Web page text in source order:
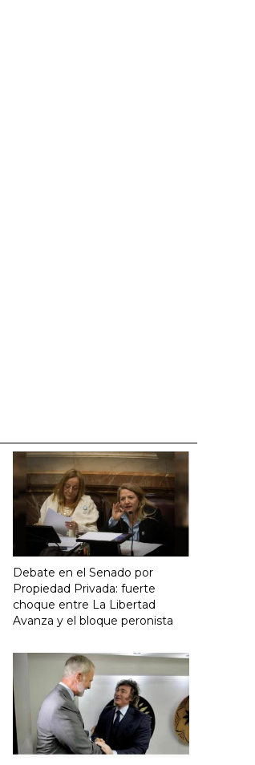
Debate en el Senado por
Propiedad Privada: fuerte
choque entre La Libertad
Avanza y el bloque peronista